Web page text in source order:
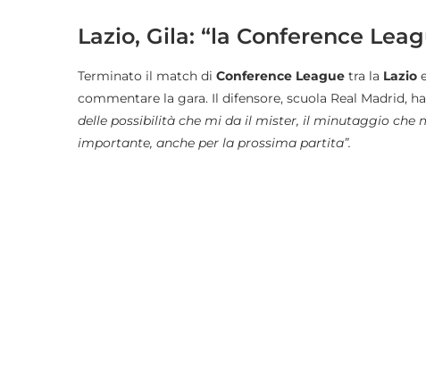
Lazio, Gila: “la Conference
Terminato il match di Conference League tra la Lazio
commentare la gara. Il difensore, scuola Real Madrid,
delle possibilità che mi da il mister, il minutaggio che
importante, anche per la prossima partita”.